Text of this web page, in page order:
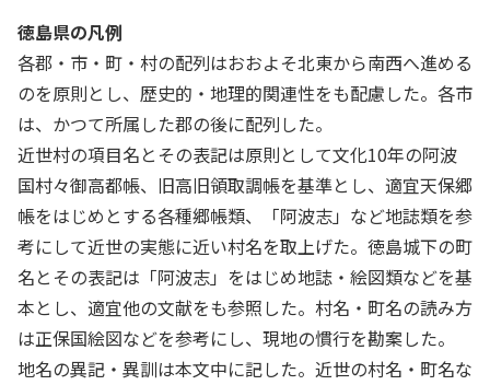
徳島県の凡例
各郡・市・町・村の配列はおおよそ北東から南西へ進める
のを原則とし、歴史的・地理的関連性をも配慮した。各市
は、かつて所属した郡の後に配列した。
近世村の項目名とその表記は原則として文化10年の阿波
国村々御高都帳、旧高旧領取調帳を基準とし、適宜天保郷
帳をはじめとする各種郷帳類、「阿波志」など地誌類を参
考にして近世の実態に近い村名を取上げた。徳島城下の町
名とその表記は「阿波志」をはじめ地誌・絵図類などを基
本とし、適宜他の文献をも参照した。村名・町名の読み方
は正保国絵図などを参考にし、現地の慣行を勘案した。
地名の異記・異訓は本文中に記した。近世の村名・町名な